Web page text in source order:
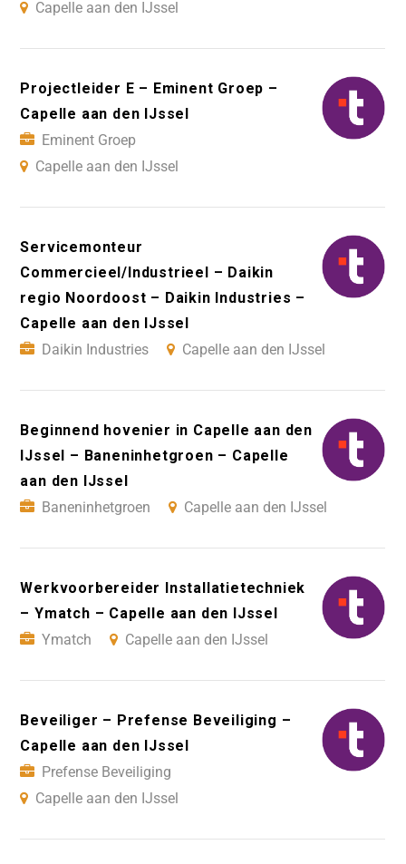
Capelle aan den IJssel
Projectleider E – Eminent Groep –
Capelle aan den IJssel
Eminent Groep
Capelle aan den IJssel
Servicemonteur
Commercieel/Industrieel – Daikin
regio Noordoost – Daikin Industries –
Capelle aan den IJssel
Daikin Industries
Capelle aan den IJssel
Beginnend hovenier in Capelle aan den
IJssel – Baneninhetgroen – Capelle
aan den IJssel
Baneninhetgroen
Capelle aan den IJssel
Werkvoorbereider Installatietechniek
– Ymatch – Capelle aan den IJssel
Ymatch
Capelle aan den IJssel
Beveiliger – Prefense Beveiliging –
Capelle aan den IJssel
Prefense Beveiliging
Capelle aan den IJssel